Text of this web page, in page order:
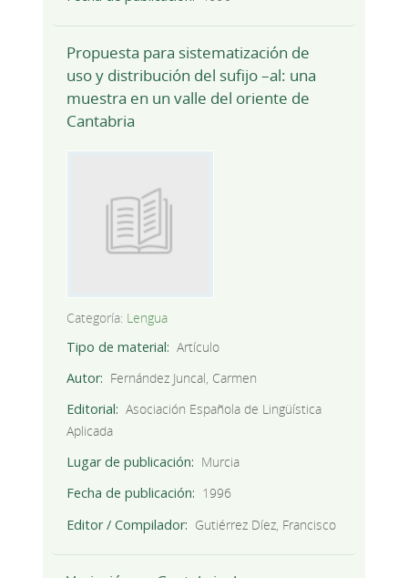
Propuesta para sistematización de
uso y distribución del sufijo –al: una
muestra en un valle del oriente de
Cantabria
Categoría: Lengua
Tipo de material
Artículo
Autor
Fernández Juncal, Carmen
Editorial
Asociación Española de Lingüística
Aplicada
Lugar de publicación
Murcia
Fecha de publicación
1996
Editor / Compilador
Gutiérrez Díez, Francisco